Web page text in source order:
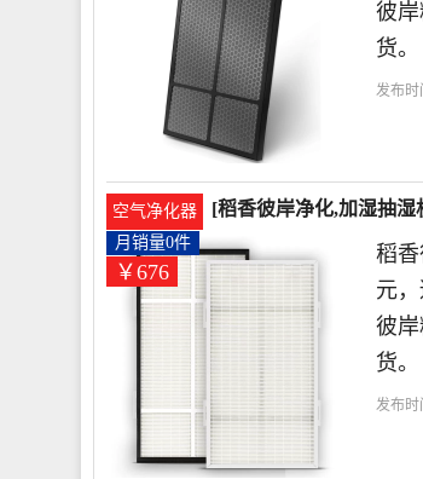
彼
货。
发布时
空气净化器 [稻香彼岸净化,加湿抽
￥676
月销量0件
稻
元
彼
货。
发布时